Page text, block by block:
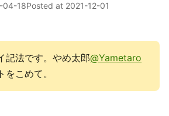
04-18Posted at 2021-12-01
記法です。やめ太郎@Yametaro
こめて。